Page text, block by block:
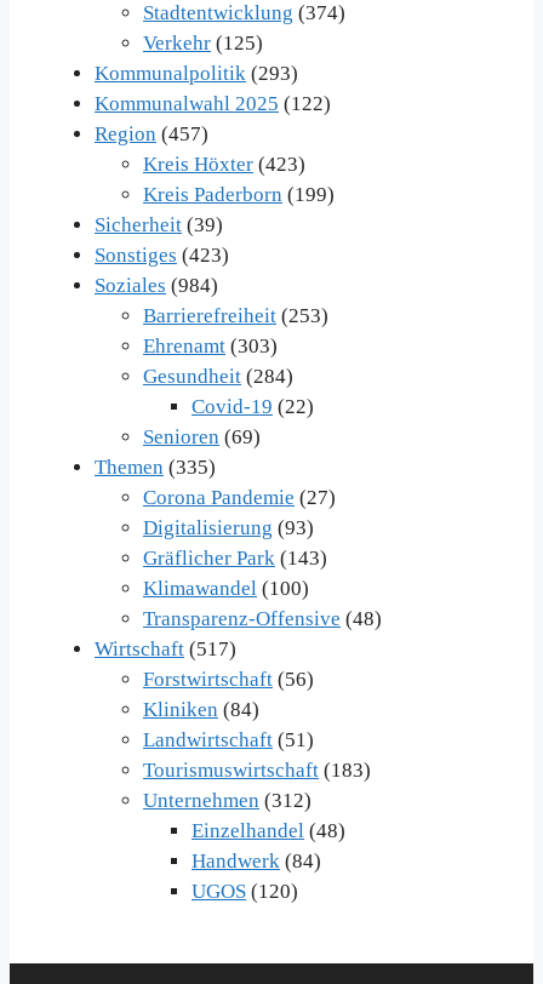
Stadtentwicklung (374)
Verkehr (125)
Kommunalpolitik (293)
Kommunalwahl 2025 (122)
Region (457)
Kreis Höxter (423)
Kreis Paderborn (199)
Sicherheit (39)
Sonstiges (423)
Soziales (984)
Barrierefreiheit (253)
Ehrenamt (303)
Gesundheit (284)
Covid-19 (22)
Senioren (69)
Themen (335)
Corona Pandemie (27)
Digitalisierung (93)
Gräflicher Park (143)
Klimawandel (100)
Transparenz-Offensive (48)
Wirtschaft (517)
Forstwirtschaft (56)
Kliniken (84)
Landwirtschaft (51)
Tourismuswirtschaft (183)
Unternehmen (312)
Einzelhandel (48)
Handwerk (84)
UGOS (120)